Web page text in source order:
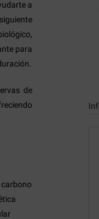
a
para
de
carbono